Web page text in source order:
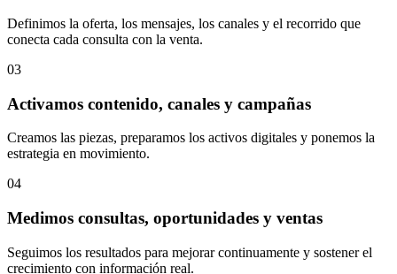
Definimos la oferta, los mensajes, los canales y el recorrido que
conecta cada consulta con la venta.
03
Activamos contenido, canales y campañas
Creamos las piezas, preparamos los activos digitales y ponemos la
estrategia en movimiento.
04
Medimos consultas, oportunidades y ventas
Seguimos los resultados para mejorar continuamente y sostener el
crecimiento con información real.